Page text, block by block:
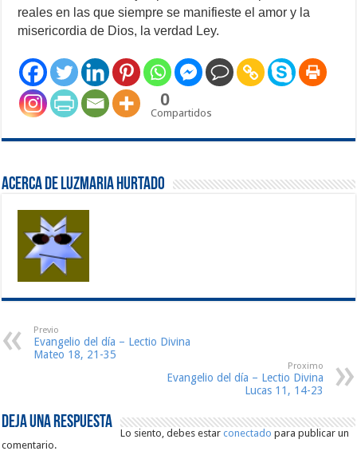
reales en las que siempre se manifieste el amor y la
misericordia de Dios, la verdad Ley.
0
Compartidos
Acerca de Luzmaria Hurtado
Previo
Evangelio del día – Lectio Divina
Mateo 18, 21-35
Proximo
Evangelio del día – Lectio Divina
Lucas 11, 14-23
Deja una respuesta
Lo siento, debes estarconectado para publicar un
comentario.